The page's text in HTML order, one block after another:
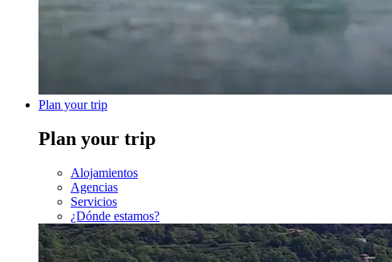
Plan your trip
Plan your trip
Alojamientos
Agencias
Servicios
¿Dónde estamos?